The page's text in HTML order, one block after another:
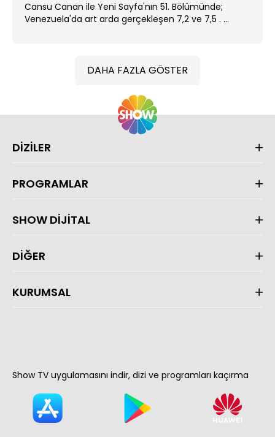
Cansu Canan ile Yeni Sayfa'nın 51. Bölümünde;
Venezuela'da art arda gerçekleşen 7,2 ve 7,5 . ...
DAHA FAZLA GÖSTER
DİZİLER
PROGRAMLAR
SHOW DİJİTAL
DİĞER
KURUMSAL
Show TV uygulamasını indir, dizi ve programları kaçırma